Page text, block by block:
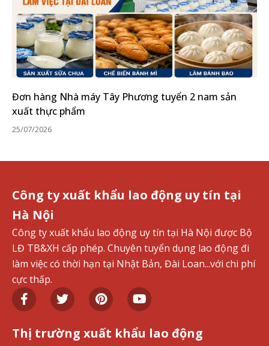
Đơn hàng Nhà máy Tây Phương tuyển 2 nam sản
xuất thực phẩm
25/07/2026
Công ty xuất khẩu lao động uy tín tại
Hà Nội
Công ty xuất khẩu lao động uy tín tại Hà Nội được Bộ
LĐ TB&XH cấp phép. Chuyên tuyển dụng lao động đi
làm việc có thời hạn tại Nhật Bản, Đài Loan...với chi phí
cực thấp.
Thị trường xuất khẩu lao động